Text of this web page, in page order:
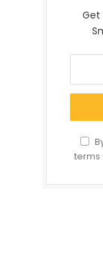
Get
terms